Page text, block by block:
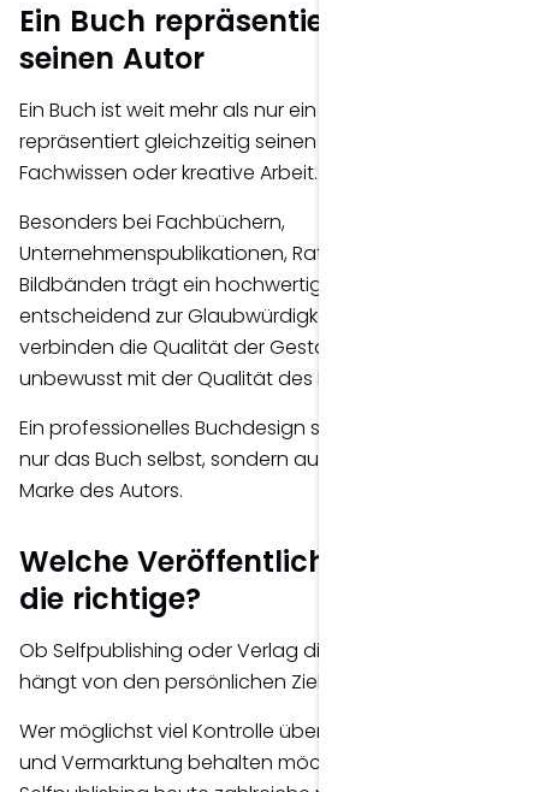
Ein Buch repräsentiert auch
seinen Autor
Ein Buch ist weit mehr als nur ein gedruckter Text. Es
repräsentiert gleichzeitig seinen Autor, dessen
Fachwissen oder kreative Arbeit.
Besonders bei Fachbüchern,
Unternehmenspublikationen, Ratgebern oder
Bildbänden trägt ein hochwertiges Erscheinungsbild
entscheidend zur Glaubwürdigkeit bei. Leser
verbinden die Qualität der Gestaltung häufig
unbewusst mit der Qualität des Inhalts.
Ein professionelles Buchdesign stärkt deshalb nicht
nur das Buch selbst, sondern auch die persönliche
Marke des Autors.
Welche Veröffentlichungsform ist
die richtige?
Ob Selfpublishing oder Verlag die bessere Wahl ist,
hängt von den persönlichen Zielen ab.
Wer möglichst viel Kontrolle über Gestaltung, Preis
und Vermarktung behalten möchte, findet im